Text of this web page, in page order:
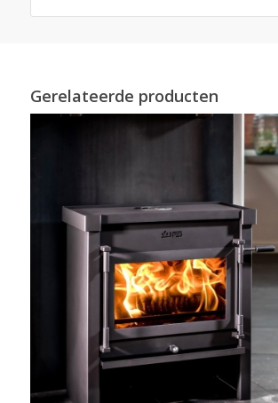
Gerelateerde producten